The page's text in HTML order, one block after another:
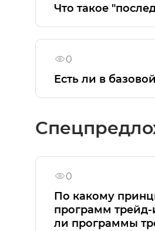
Что такое
В
Из плюсов можно
- Дальность хода
0
Есть ли в
Функция массажа
0
По какому
программ
ли программы